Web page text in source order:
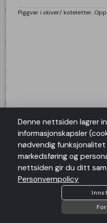
Antall
Piggvar i skiver/ koteletter.
Om oss
language
mail
ORG. NR: 998087783
Følg oss
Lenker
Salgsbetingelser
Angrerett
Personvern
Personvernpolicy
Vi aksepterer
COPYRIGHT
Denne nettsiden lagrer
informasjonskapsler
nødvendig funksjonalitet
markedsføring og
nettsiden gir du ditt
Personvernpolicy